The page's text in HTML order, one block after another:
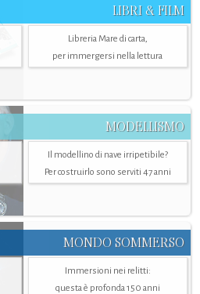
LIBRI & FILM
Libreria Mare di carta,
per immergersi nella lettura
MODELLISMO
Il modellino di nave irripetibile?
Per costruirlo sono serviti 47 anni
MONDO SOMMERSO
Immersioni nei relitti:
questa è profonda 150 anni